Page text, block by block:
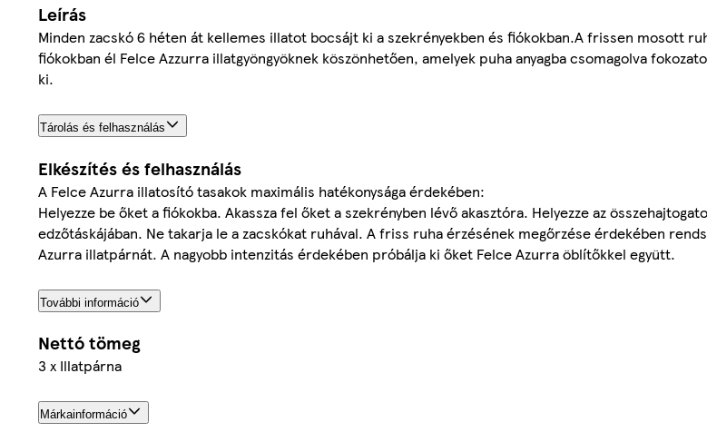
Leírás
Minden zacskó 6 héten át kellemes illatot bocsájt ki a szekrényekben és fiókokban.A frissen mosott
fiókokban él Felce Azzurra illatgyöngyöknek köszönhetően, amelyek puha anyagba csomagolva
ki.
Tárolás és felhasználás
Elkészítés és felhasználás
A Felce Azurra illatosító tasakok maximális hatékonysága érdekében:
Helyezze be őket a fiókokba. Akassza fel őket a szekrényben lévő akasztóra. Helyezze az
edzőtáskájában. Ne takarja le a zacskókat ruhával. A friss ruha érzésének megőrzése érdekében
Azurra illatpárnát. A nagyobb intenzitás érdekében próbálja ki őket Felce Azurra öblítőkkel együtt.
További információ
Nettó tömeg
3 x Illatpárna
Márkainformáció